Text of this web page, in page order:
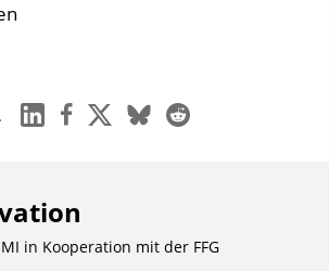
linkedinfacebook
x blueskyreddit
in Kooperation mit der FFG